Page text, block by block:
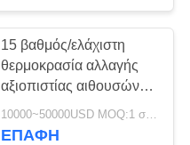
15 βαθμός/ελάχιστη
θερμοκρασία αλλαγής
αξιοπιστίας αιθουσών
225L ESS υψηλή
ευφυής γρήγορη
10000~50000USD MOQ:1 σύνολο
ΕΠΑΦΉ